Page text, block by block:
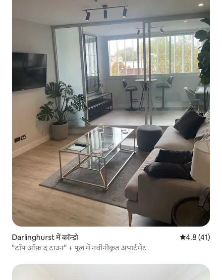
Darlinghurst में कॉन्डो औसत रेटिंग 5
4.8 (41)
"टॉप ऑफ़ द टाउन" + पूल में नवीनीकृत अपार्टमेंट